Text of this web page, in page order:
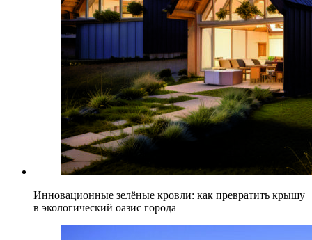
Инновационные зелёные кровли: как превратить крышу
в экологический оазис города